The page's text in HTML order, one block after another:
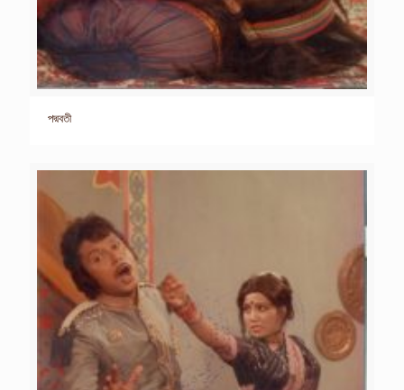
পদ্মবতী